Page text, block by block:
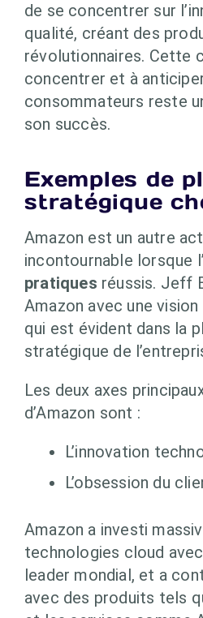
de se concentrer sur
qualité, créant des
révolutionnaires. Cette
concentrer et à
consommateurs reste
son succès.
Exemples de
stratégique
Amazon est un autre
incontournable lorsque
pratiques réussis. Jeff
Amazon avec une
qui est évident dans la
stratégique de
Les deux axes
d’Amazon sont :
L’innovation
L’obsession du
Amazon a investi
technologies cloud avec
leader mondial, et a
avec des produits tels